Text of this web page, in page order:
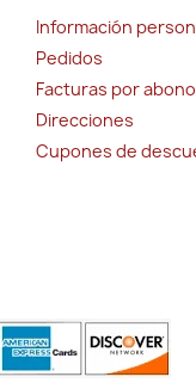
Información
Pedidos
Facturas por abono
Direcciones
Cupones de